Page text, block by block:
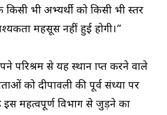
किसी भी अभ्यर्थी को किसी भी स्तर
महसूस नहीं हुई होगी।”
परिश्रम से यह स्थान प्राप्त करने वाले
को दीपावली की पूर्व संध्या पर
महत्वपूर्ण विभाग से जुड़ने का